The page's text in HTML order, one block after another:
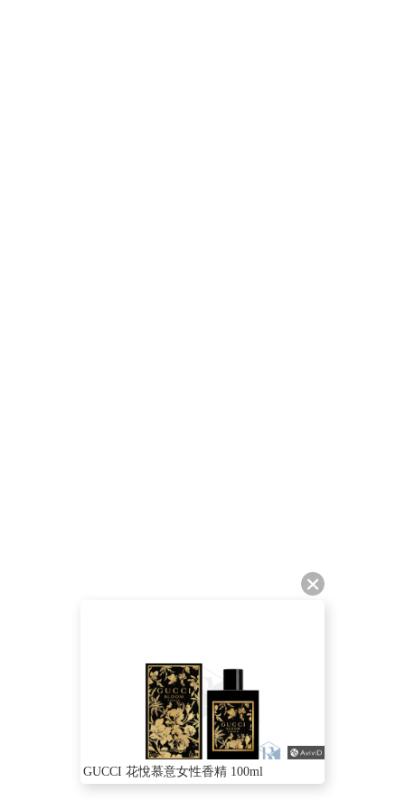
GUCCI 花悅慕意女性香精 100ml